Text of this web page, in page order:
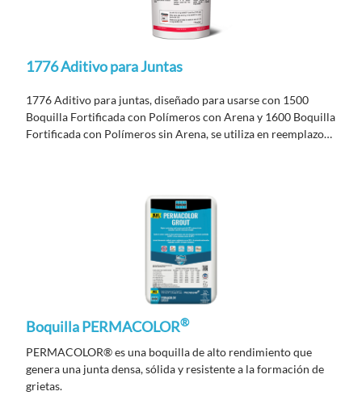
1776 Aditivo para Juntas
1776 Aditivo para juntas, diseñado para usarse con 1500
Boquilla Fortificada con Polímeros con Arena y 1600 Boquilla
Fortificada con Polímeros sin Arena, se utiliza en reemplazo
Boquilla PERMACOLOR®
PERMACOLOR® es una boquilla de alto rendimiento que
genera una junta densa, sólida y resistente a la formación de
grietas.